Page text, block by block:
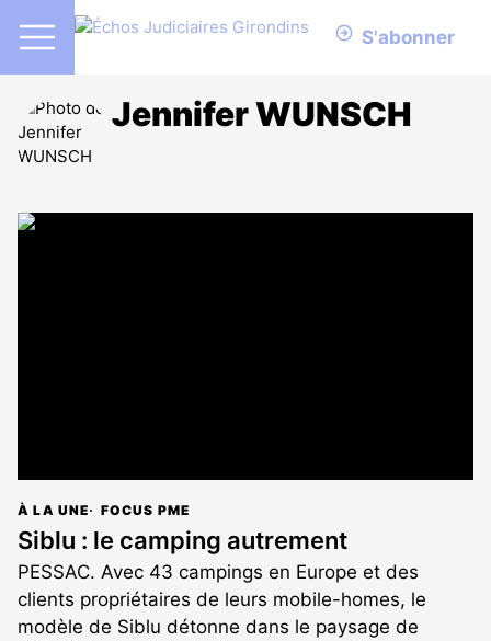
S'abonner
Jennifer WUNSCH
À LA UNE FOCUS PME
Siblu : le camping autrement
PESSAC. Avec 43 campings en Europe et des
clients propriétaires de leurs mobile-homes, le
modèle de Siblu détonne dans le paysage de